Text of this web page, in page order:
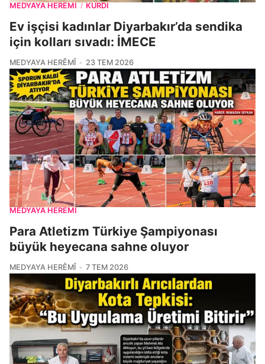
MEDYAYA HERÊMÎ / KURDÎ
Ev işçisi kadınlar Diyarbakır’da sendika
için kolları sıvadı: İMECE
MEDYAYA HERÊMÎ 23 TEM 2026
MEDYAYA HERÊMÎ
Para Atletizm Türkiye Şampiyonası
büyük heyecana sahne oluyor
MEDYAYA HERÊMÎ 7 TEM 2026